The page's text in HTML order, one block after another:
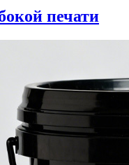
печати